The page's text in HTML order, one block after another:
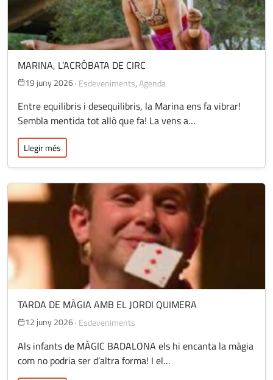
MARINA, L’ACRÒBATA DE CIRC
19 juny 2026· Esdeveniments, Agenda
Entre equilibris i desequilibris, la Marina ens fa vibrar!
Sembla mentida tot allò que fa! La vens a…
Llegir més
TARDA DE MÀGIA AMB EL JORDI QUIMERA
12 juny 2026· Esdeveniments
Als infants de MÀGIC BADALONA els hi encanta la màgia
com no podria ser d’altra forma! I el…